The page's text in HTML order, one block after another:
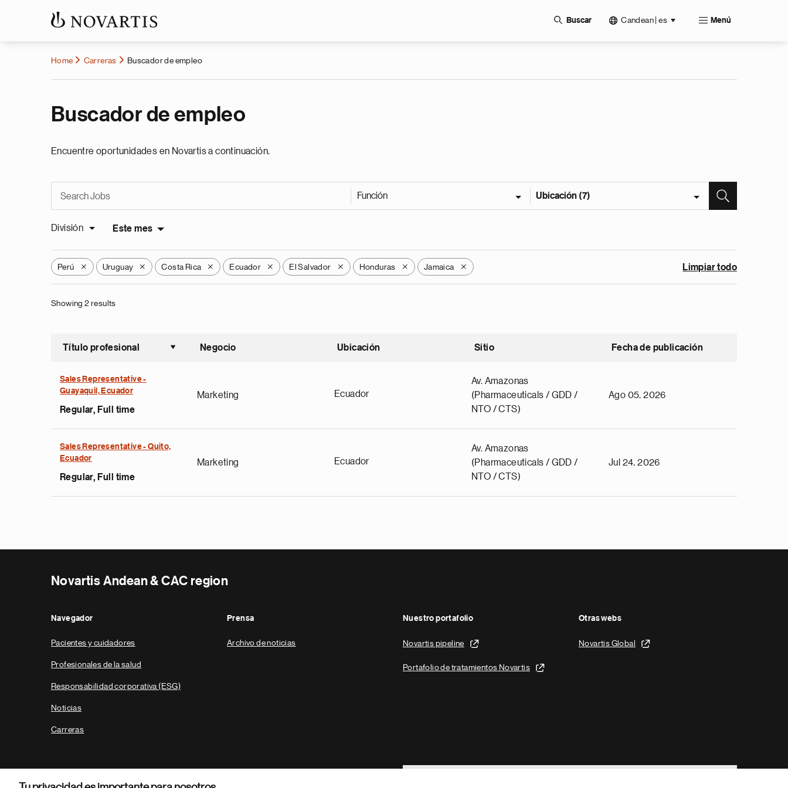
Buscar Candean | es Menú
Home Carreras Buscador de empleo
Buscador de empleo
Encuentre oportunidades en Novartis a continuación.
Función Ubicación (7)
División Este mes
Perú X Uruguay X Costa Rica X Ecuador X El Salvador X Honduras X Jamaica X Limpiar todo
Showing 2 results
Título profesional
Ordenar ascendente
Negocio Ubicación Sitio Fecha de publicación
Sales Representative -
Guayaquil, Ecuador
Regular, Full time
Marketing Ecuador
Av. Amazonas
(Pharmaceuticals / GDD /
NTO / CTS)
Ago 05, 2026
Sales Representative - Quito,
Ecuador
Regular, Full time
Marketing Ecuador
Av. Amazonas
(Pharmaceuticals / GDD /
NTO / CTS)
Jul 24, 2026
Novartis Andean & CAC region
Navegador
Pacientes y cuidadores
Profesionales de la salud
Responsabilidad corporativa (ESG)
Noticias
Carreras
Prensa
Archivo de noticias
Nuestro portafolio
Novartis pipeline
Portafolio de tratamientos Novartis
Otras webs
Novartis Global
Footer Site Search